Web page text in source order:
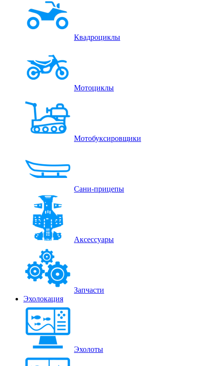
Квадроциклы
Мотоциклы
Мотобуксировщики
Сани-прицепы
Аксессуары
Запчасти
Эхолокация
Эхолоты